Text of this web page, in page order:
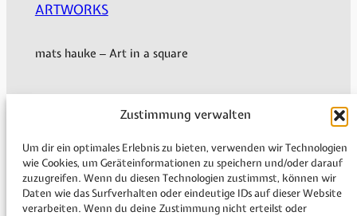
Zustimmung verwalten
Um dir ein optimales Erlebnis zu bieten, verwenden wir Technologien
wie Cookies, um Geräteinformationen zu speichern und/oder darauf
zuzugreifen. Wenn du diesen Technologien zustimmst, können wir
Daten wie das Surfverhalten oder eindeutige IDs auf dieser Website
verarbeiten. Wenn du deine Zustimmung nicht erteilst oder
ARTWORKS
mats hauke – Art in a square
My Account
Shipping & Delivery
Payment methods
Revocation
Legal Information